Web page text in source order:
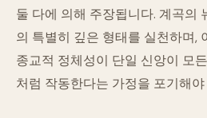
둘 다에 의해 주장됩니다. 계곡의
의 특별히 깊은 형태를 실천하며,
종교적 정체성이 단일 신앙이 모
처럼 작동한다는 가정을 포기해야